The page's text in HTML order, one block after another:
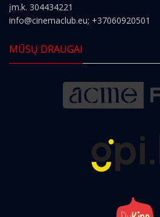
įm.k. 304434221
info@cinemaclub.eu; +37060920501
MŪSŲ DRAUGAI